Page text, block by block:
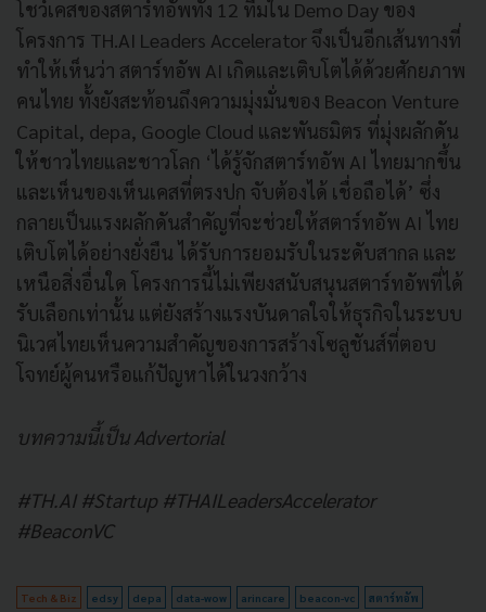
โชว์เคสของสตาร์ทอัพทั้ง 12 ทีมใน Demo Day ของ
โครงการ TH.AI Leaders Accelerator จึงเป็นอีกเส้นทางที่
ทำให้เห็นว่า สตาร์ทอัพ AI เกิดและเติบโตได้ด้วยศักยภาพ
คนไทย ทั้งยังสะท้อนถึงความมุ่งมั่นของ Beacon Venture
Capital, depa, Google Cloud และพันธมิตร ที่มุ่งผลักดัน
ให้ชาวไทยและชาวโลก ‘ได้รู้จักสตาร์ทอัพ AI ไทยมากขึ้น
และเห็นของเห็นเคสที่ตรงปก จับต้องได้ เชื่อถือได้’ ซึ่ง
กลายเป็นแรงผลักดันสำคัญที่จะช่วยให้สตาร์ทอัพ AI ไทย
เติบโตได้อย่างยั่งยืน ได้รับการยอมรับในระดับสากล และ
เหนือสิ่งอื่นใด โครงการนี้ไม่เพียงสนับสนุนสตาร์ทอัพที่ได้
รับเลือกเท่านั้น แต่ยังสร้างแรงบันดาลใจให้ธุรกิจในระบบ
นิเวศไทยเห็นความสำคัญของการสร้างโซลูชันส์ที่ตอบ
โจทย์ผู้คนหรือแก้ปัญหาได้ในวงกว้าง
บทความนี้เป็น Advertorial
#TH.AI #Startup #THAILeadersAccelerator
#BeaconVC
Tech & Biz edsy depa data-wow arincare beacon-vc สตาร์ทอัพ